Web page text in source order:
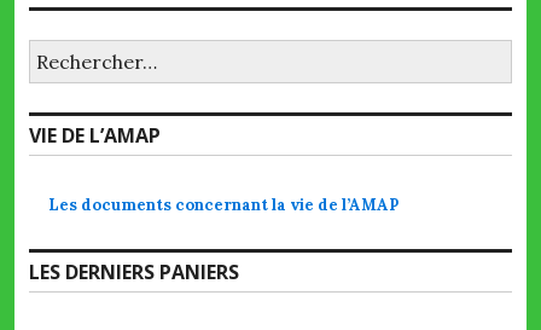
VIE DE L’AMAP
Les documents concernant la vie de l’AMAP
LES DERNIERS PANIERS